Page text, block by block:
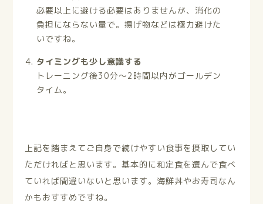
必要以上に避ける必要はありませんが、消化の
負担にならない量で。揚げ物などは極力避けた
いですね。
タイミングも少し意識する
トレーニング後30分〜2時間以内がゴールデン
タイム。
上記を踏まえてご自身で続けやすい食事を摂取してい
ただければと思います。基本的に和定食を選んで食べ
ていれば間違いないと思います。海鮮丼やお寿司なん
かもおすすめですね。